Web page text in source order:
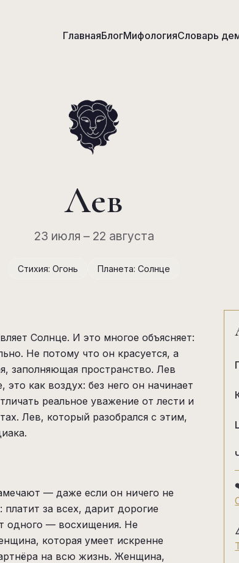
ГлавнаяБлогМифологияСловарь
Лев
23 июля – 22 августа
Стихия: Огонь Планета: Солнце
Солнце. И это многое объясняет:
Не потому что он красуется, а
заполняющая пространство. Лев
как воздух: без него он начинает
реальное уважение от лести и
Лев, который разобрался с этим,
— даже если он ничего не
за всех, дарит дорогие
одного — восхищения. Не
которая умеет искренне
на всю жизнь. Женщина,